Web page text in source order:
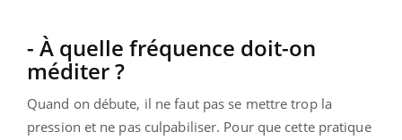
- À quelle fréquence doit-on
méditer ?
Quand on débute, il ne faut pas se mettre trop la
pression et ne pas culpabiliser. Pour que cette pratique